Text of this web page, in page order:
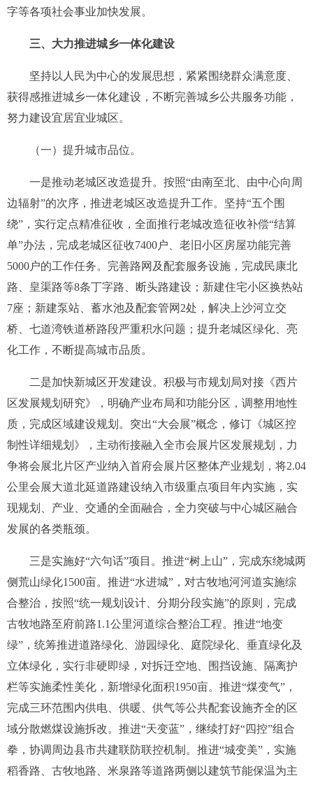
字等各项社会事业加快发展。
三、 大力推进城乡一体化建设
坚持以人民为中心的发展思想，紧紧围绕群众满意度、
获得感推进城乡一体化建设，不断完善城乡公共服务功能，
努力建设宜居宜业城区。
（一） 提升城市品位。
一是推动老城区改造提升。 按照“由南至北、由中心向周
边辐射”的次序，推进老城区改造提升工作。坚持“五个围
绕”，实行定点精准征收，全面推行老城改造征收补偿“结算
单”办法，完成老城区征收7400户、老旧小区房屋功能完善
5000户的工作任务。完善路网及配套服务设施，完成民康北
路、皇渠路等8条丁字路、断头路建设；新建住宅小区换热站
7座；新建泵站、蓄水池及配套管网 2处，解决上沙河立交
桥、七道湾铁道桥路段严重积水问题；提升老城区绿化、亮
化工作，不断提高城市品质。
二是加快新城区开发建设。 积极与市规划局对接《西片
区发展规划研究》，明确产业布局和功能分区，调整用地性
质，完成区域建设规划。突出“大会展”概念，修订《城区控
制性详细规划》，主动衔接融入全市会展片区发展规划，力
争将会展北片区产业纳入首府会展片区整体产业规划，将2.04
公里会展大道北延道路建设纳入市级重点项目年内实施，实
现规划、产业、交通的全面融合，全力突破与中心城区融合
发展的各类瓶颈。
三是实施好“六句话”项目。 推进“树上山”，完成东绕城两
侧荒山绿化1500亩。推进“水进城”，对古牧地河河道实施综
合整治，按照“统一规划设计、分期分段实施”的原则，完成
古牧地路至府前路1.1公里河道综合整治工程。推进“地变
绿”，统筹推进道路绿化、游园绿化、庭院绿化、垂直绿化及
立体绿化，实行非硬即绿，对拆迁空地、围挡设施、隔离护
栏等实施柔性美化，新增绿化面积1950亩。推进“煤变气”，
完成三环范围内供电、供暖、供气等公共配套设施齐全的区
域分散燃煤设施拆改。推进“天变蓝”，继续打好“四控”组合
拳，协调周边县市共建联防联控机制。推进“城变美”，实施
稻香路、古牧地路、米泉路等道路两侧以建筑节能保温为主